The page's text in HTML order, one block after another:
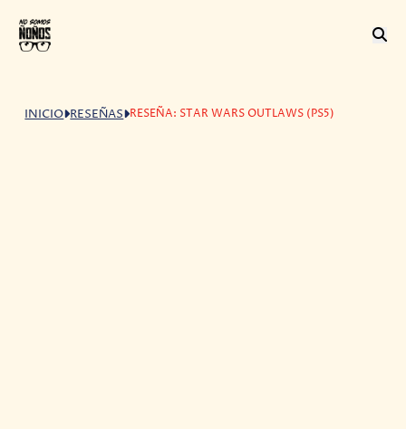
INICIO RESEÑAS RESEÑA: STAR WARS OUTLAWS (PS5)